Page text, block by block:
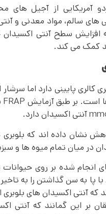
آمریکایی از آجیل های
های سالم، مواد معدنی و
افزایش سطح آنتی اکسیدان
کمک می‌ کند.
کالری پایینی دارد اما
نشان داده اند که بلوبری
در میان تمام میوه‌ ها و
انجام شده بر روی
پا به سن گذاشتن را به
که آنتی اکسیدان های بلوبری
بر این گمانند که آنتی